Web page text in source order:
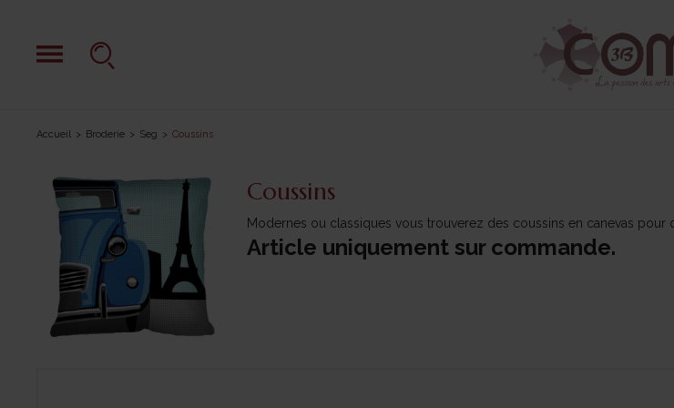
Accueil Broderie Seg Coussins
Coussins
Modernes ou classiques vous trouverez des coussins en canevas pour
Article uniquement sur commande.